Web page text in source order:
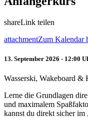
shareLink teilen
attachmentZum Kalendar
13. September 2026 - 12:00
Wasserski, Wakeboard &
Lerne die Grundlagen
und maximalem
kannst du direkt sicher im